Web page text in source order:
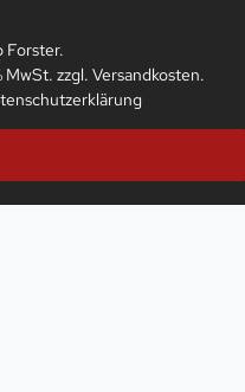
Forster.
zzgl. Versandkosten.